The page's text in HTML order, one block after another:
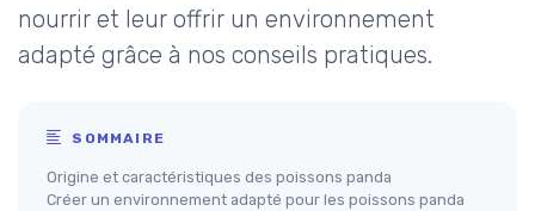
nourrir et leur offrir un environnement
adapté grâce à nos conseils pratiques.
SOMMAIRE
Origine et caractéristiques des poissons panda
Créer un environnement adapté pour les poissons panda